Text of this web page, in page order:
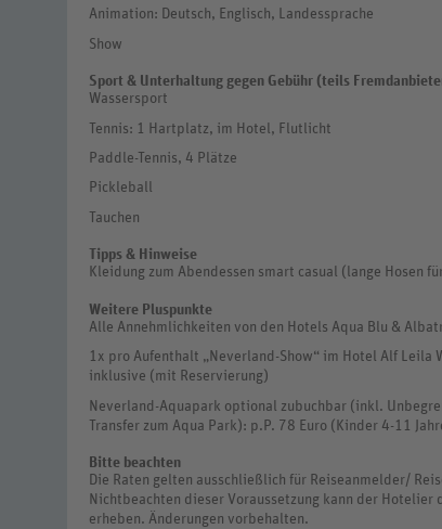
Animation: Deutsch, Englisch, Landessprache
Show
Sport & Unterhaltung gegen Gebühr (teils
Wassersport
Tennis: 1 Hartplatz, im Hotel, Flutlicht
Paddle-Tennis, 4 Plätze
Pickleball
Tauchen
Tipps & Hinweise
Kleidung zum Abendessen smart casual (lange Hosen
Weitere Pluspunkte
Alle Annehmlichkeiten von den Hotels Aqua Blu &
1x pro Aufenthalt „Neverland-Show“ im Hotel Alf Leila
inklusive (mit Reservierung)
Neverland-Aquapark optional zubuchbar (inkl.
Transfer zum Aqua Park): p.P. 78 Euro (Kinder 4-11
Bitte beachten
Die Raten gelten ausschließlich für Reiseanmelder/
Nichtbeachten dieser Voraussetzung kann der
erheben. Änderungen vorbehalten.